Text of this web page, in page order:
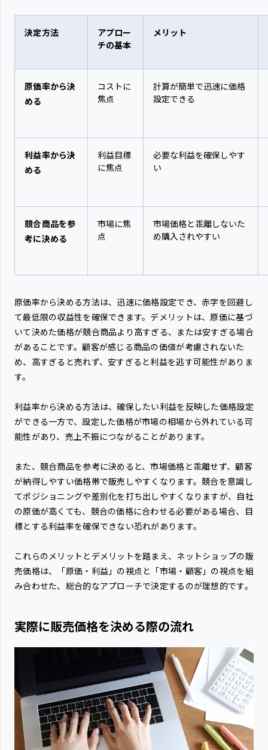
決定方法
アプロー
チの基本
メリット
原価率から決
める
コストに
焦点
計算が簡単で迅速に価格
設定できる
利益率から決
める
利益目標
に焦点
必要な利益を確保しやす
い
競合商品を参
考に決める
市場に焦
点
市場価格と乖離しないた
め購入されやすい
原価率から決める方法は、迅速に価格設定でき、赤字を回避し
て最低限の収益性を確保できます。デメリットは、原価に基づ
いて決めた価格が競合商品より高すぎる、または安すぎる場合
があることです。顧客が感じる商品の価値が考慮されないた
め、高すぎると売れず、安すぎると利益を逃す可能性がありま
す。
利益率から決める方法は、確保したい利益を反映した価格設定
ができる一方で、設定した価格が市場の相場から外れている可
能性があり、売上不振につながることがあります。
また、競合商品を参考に決めると、市場価格と乖離せず、顧客
が納得しやすい価格帯で販売しやすくなります。競合を意識し
てポジショニングや差別化を打ち出しやすくなりますが、自社
の原価が高くても、競合の価格に合わせる必要がある場合、目
標とする利益率を確保できない恐れがあります。
これらのメリットとデメリットを踏まえ、ネットショップの販
売価格は、「原価・利益」の視点と「市場・顧客」の視点を組
み合わせた、総合的なアプローチで決定するのが理想的です。
実際に販売価格を決める際の流れ